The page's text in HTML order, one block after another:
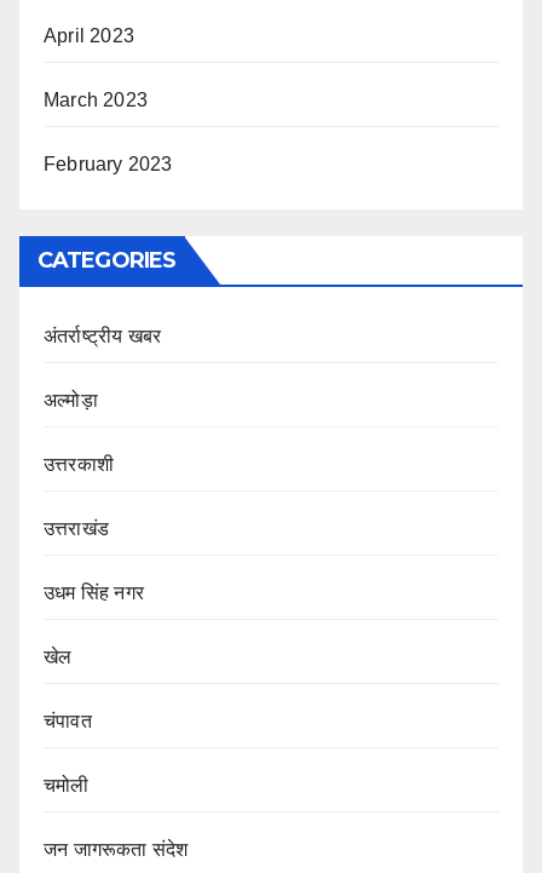
April 2023
March 2023
February 2023
CATEGORIES
अंतर्राष्ट्रीय खबर
अल्मोड़ा
उत्तरकाशी
उत्तराखंड
उधम सिंह नगर
खेल
चंपावत
चमोली
जन जागरूकता संदेश